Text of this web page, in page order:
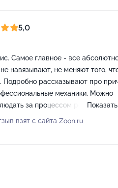
5,0
Самое главное - все
навязывают, не меняют того,
Подробно рассказывают про
механики. Можно
за процессом ремонта -
на вопросы, всё рассказывают.
взят с сайта Zoon.ru